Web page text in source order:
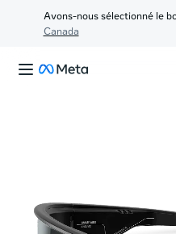
Avons-nous sélectionné le
Canada